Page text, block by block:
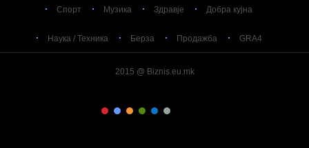
Спорт Музика Здравје Добра кујна
Наука / Техника Берза Продажба GRA4
2015 @ Biznis.eu.mk